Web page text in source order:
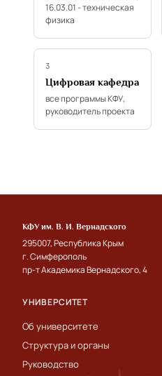
16.03.01 - техническая
физика
3
Цифровая кафедра
все программы КФУ,
руководитель проекта
КФУ им. В. И. Вернадского
295007, Республика Крым
г. Симферополь
пр-т Академика Вернадского, 4
УНИВЕРСИТЕТ
Об университете
Структура и органы
Руководство